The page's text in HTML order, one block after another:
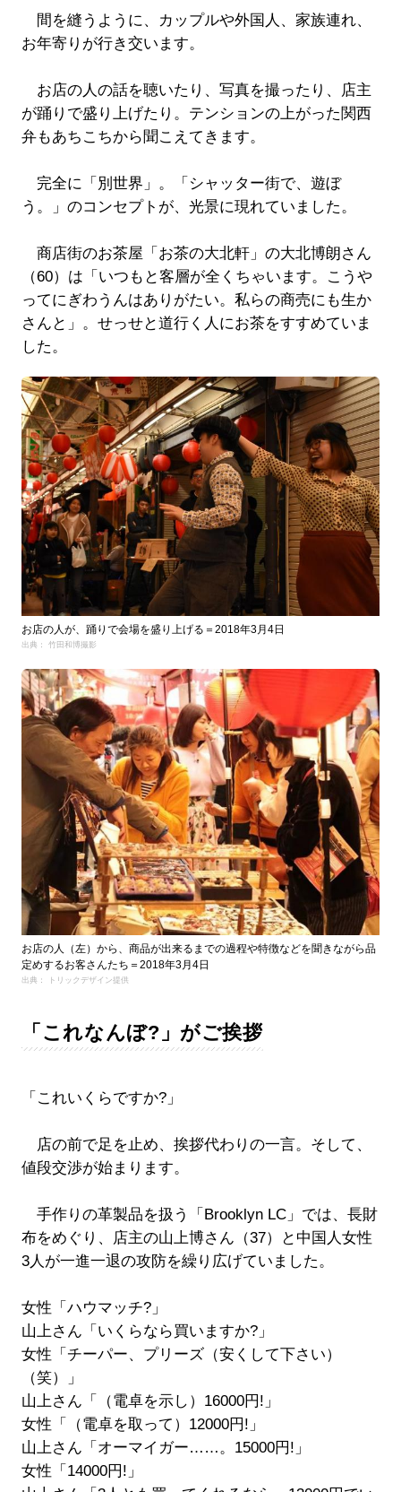
間を縫うように、カップルや外国人、家族連れ、
お年寄りが行き交います。
お店の人の話を聴いたり、写真を撮ったり、店主
が踊りで盛り上げたり。テンションの上がった関西
弁もあちこちから聞こえてきます。
完全に「別世界」。「シャッター街で、遊ぼ
う。」のコンセプトが、光景に現れていました。
商店街のお茶屋「お茶の大北軒」の大北博朗さん
（60）は「いつもと客層が全くちゃいます。こうや
ってにぎわうんはありがたい。私らの商売にも生か
さんと」。せっせと道行く人にお茶をすすめていま
した。
お店の人が、踊りで会場を盛り上げる＝2018年3月4日
出典： 竹田和博撮影
お店の人（左）から、商品が出来るまでの過程や特徴などを聞きながら品
定めするお客さんたち＝2018年3月4日
出典： トリックデザイン提供
「これなんぼ?」がご挨拶
「これいくらですか?」
店の前で足を止め、挨拶代わりの一言。そして、
値段交渉が始まります。
手作りの革製品を扱う「Brooklyn LC」では、長財
布をめぐり、店主の山上博さん（37）と中国人女性
3人が一進一退の攻防を繰り広げていました。
女性「ハウマッチ?」
山上さん「いくらなら買いますか?」
女性「チーパー、プリーズ（安くして下さい）
（笑）」
山上さん「（電卓を示し）16000円!」
女性「（電卓を取って）12000円!」
山上さん「オーマイガー……。15000円!」
女性「14000円!」